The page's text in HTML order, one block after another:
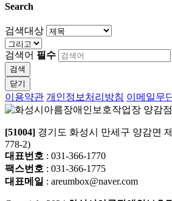
Search
검색대상
검색어 필수
검색
닫기
이용약관 개인정보처리방침 이메일무
[51004] 경기도 화성시 만세구 양감면
778-2)
대표번호 : 031-366-1770
팩스번호 : 031-366-1775
대표메일 : areumbox@naver.com